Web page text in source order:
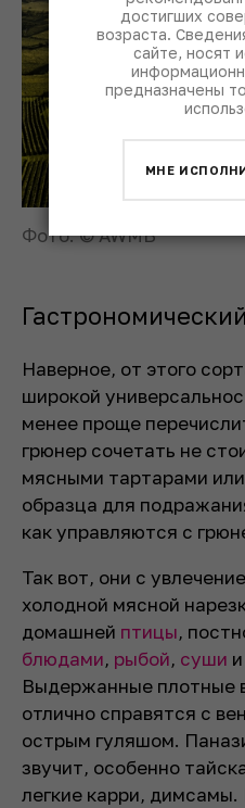
Фото: © AWMB
Наверное, от этого
широкой
менее проще
грюнер сочетать не
мясными тартарами
образца для
как управляются с
Так вот, они с
холодной мясной
домашней птицы,
блюдами, рыбой, суши
Выдержанные плотные
отлично справятся с
острым гуляшом.
звучит, особенно
легкие карри,
достигших
возраста.
сайте, носят
предназначены
МНЕ